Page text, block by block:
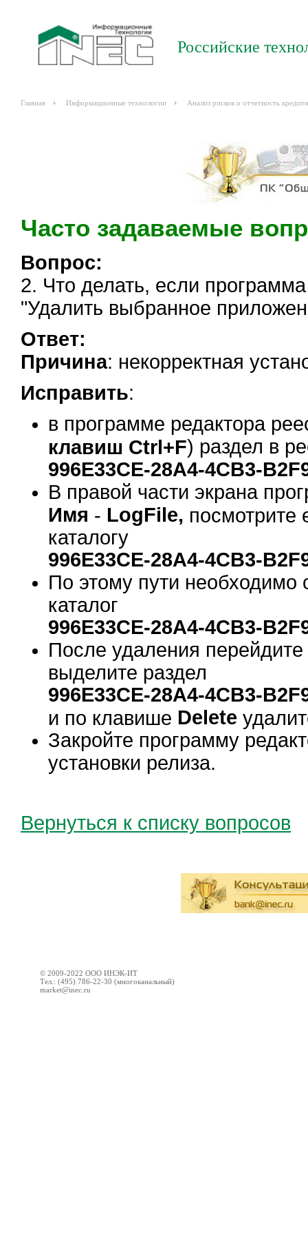
Российские
Главная Информационные технологии Анализ рисков и отчетность
Часто задаваемые
Вопрос:
2. Что делать, если
"Удалить выбранное
Ответ:
Причина: некорректная
Исправить:
в программе редактора
клавиш Ctrl+F) раздел в
996E33CE-28A4-4CB3-
В правой части экрана
Имя - LogFile, посмотрите
каталогу
996E33CE-28A4-4CB3-
По этому пути необходимо
каталог
996E33CE-28A4-4CB3-
После удаления
выделите раздел
996E33CE-28A4-4CB3-
и по клавише Delete
Закройте программу
установки релиза.
Вернуться к списку вопросов
© 2009-2022 ООО ИНЭК-ИТ
Тел.: (495) 786-22-30 (многоканальный)
market@inec.ru